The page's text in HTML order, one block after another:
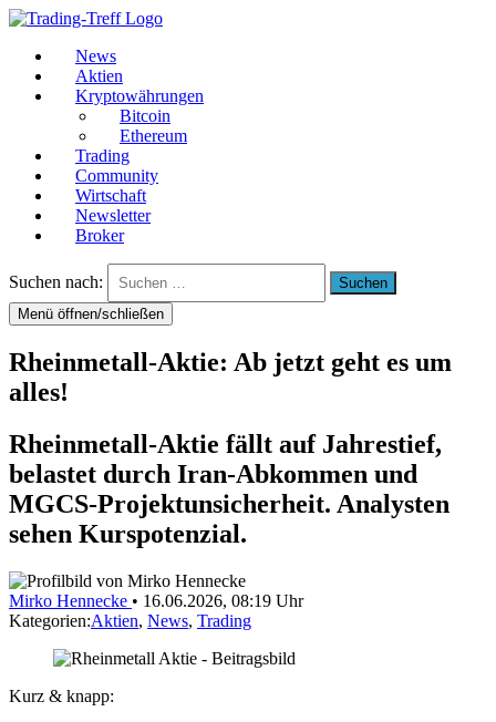
News
Aktien
Kryptowährungen
Bitcoin
Ethereum
Trading
Community
Wirtschaft
Newsletter
Broker
Suchen nach:
Menü öffnen/schließen
Rheinmetall-Aktie: Ab jetzt geht es um
alles!
Rheinmetall-Aktie fällt auf Jahrestief,
belastet durch Iran-Abkommen und
MGCS-Projektunsicherheit. Analysten
sehen Kurspotenzial.
Mirko Hennecke • 16.06.2026, 08:19 Uhr
Kategorien:Aktien, News, Trading
Kurz & knapp: